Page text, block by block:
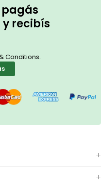
y recibís
Conditions.